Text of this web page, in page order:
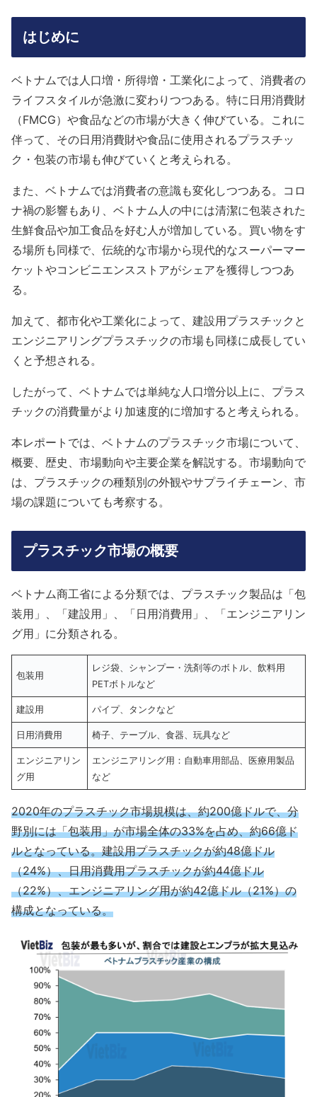
はじめに
ベトナムでは人口増・所得増・工業化によって、消費者の
ライフスタイルが急激に変わりつつある。特に日用消費財
（FMCG）や食品などの市場が大きく伸びている。これに
伴って、その日用消費財や食品に使用されるプラスチッ
ク・包装の市場も伸びていくと考えられる。
また、ベトナムでは消費者の意識も変化しつつある。コロ
ナ禍の影響もあり、ベトナム人の中には清潔に包装された
生鮮食品や加工食品を好む人が増加している。買い物をす
る場所も同様で、伝統的な市場から現代的なスーパーマー
ケットやコンビニエンスストアがシェアを獲得しつつあ
る。
加えて、都市化や工業化によって、建設用プラスチックと
エンジニアリングプラスチックの市場も同様に成長してい
くと予想される。
したがって、ベトナムでは単純な人口増分以上に、プラス
チックの消費量がより加速度的に増加すると考えられる。
本レポートでは、ベトナムのプラスチック市場について、
概要、歴史、市場動向や主要企業を解説する。市場動向で
は、プラスチックの種類別の外観やサプライチェーン、市
場の課題についても考察する。
プラスチック市場の概要
ベトナム商工省による分類では、プラスチック製品は「包
装用」、「建設用」、「日用消費用」、「エンジニアリン
グ用」に分類される。
包装用
レジ袋、シャンプー・洗剤等のボトル、飲料用
PETボトルなど
建設用 パイプ、タンクなど
日用消費用 椅子、テーブル、食器、玩具など
エンジニアリン
グ用
エンジニアリング用：自動車用部品、医療用製品
など
2020年のプラスチック市場規模は、約200億ドルで、分
野別には「包装用」が市場全体の33%を占め、約66億ド
ルとなっている。建設用プラスチックが約48億ドル
（24%）、日用消費用プラスチックが約44億ドル
（22%）、エンジニアリング用が約42億ドル（21%）の
構成となっている。